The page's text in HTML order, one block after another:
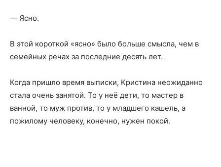
— Ясно.
В этой короткой «ясно» было больше смысла, чем в
семейных речах за последние десять лет.
Когда пришло время выписки, Кристина неожиданно
стала очень занятой. То у неё дети, то мастер в
ванной, то муж против, то у младшего кашель, а
пожилому человеку, конечно, нужен покой.